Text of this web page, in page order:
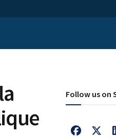
Follow us on